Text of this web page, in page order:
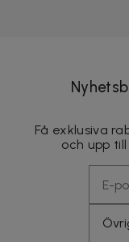
Få exklusiva
och upp